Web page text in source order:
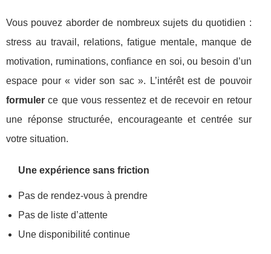
Vous pouvez aborder de nombreux sujets du quotidien :
stress au travail, relations, fatigue mentale, manque de
motivation, ruminations, confiance en soi, ou besoin d’un
espace pour « vider son sac ». L’intérêt est de pouvoir
formuler ce que vous ressentez et de recevoir en retour
une réponse structurée, encourageante et centrée sur
votre situation.
Une expérience sans friction
Pas de rendez-vous à prendre
Pas de liste d’attente
Une disponibilité continue